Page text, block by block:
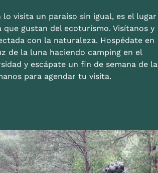
visita un paraíso sin igual, es el lugar
gustan del ecoturismo. Visítanos y
con la naturaleza. Hospédate en
de la luna haciendo camping en el
y escápate un fin de semana de la
para agendar tu visita.